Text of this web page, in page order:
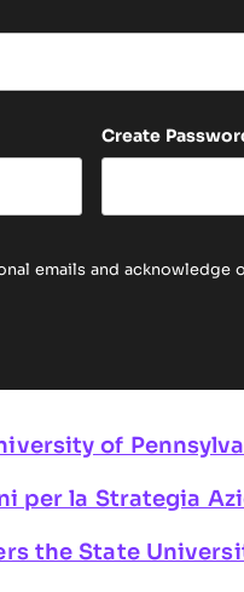
Create
emails and acknowledge
of
per la Strategia
the State